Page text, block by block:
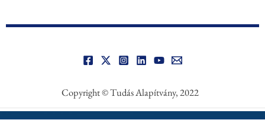
Copyright © Tudás Alapítvány, 2022